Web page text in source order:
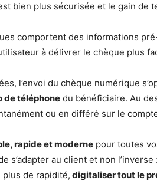
bien plus sécurisée et le gain de
comportent des informations
à délivrer le chèque plus
l’envoi du chèque numérique
de téléphone du bénéficiaire. Au
ou en différé sur le
rapide et moderne pour toutes
s’adapter au client et non
de rapidité, digitaliser tout le